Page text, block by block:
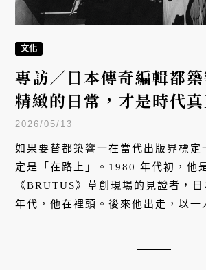
文化
專訪／日本傳奇編輯都
精緻的日常，才是時代
2026/05/13
如果要替都築響一在當代出版界標定
定是「在路上」。1980 年代初，他
《BRUTUS》草創現場的見證者，
年代，他在裡頭。後來他出走，以一